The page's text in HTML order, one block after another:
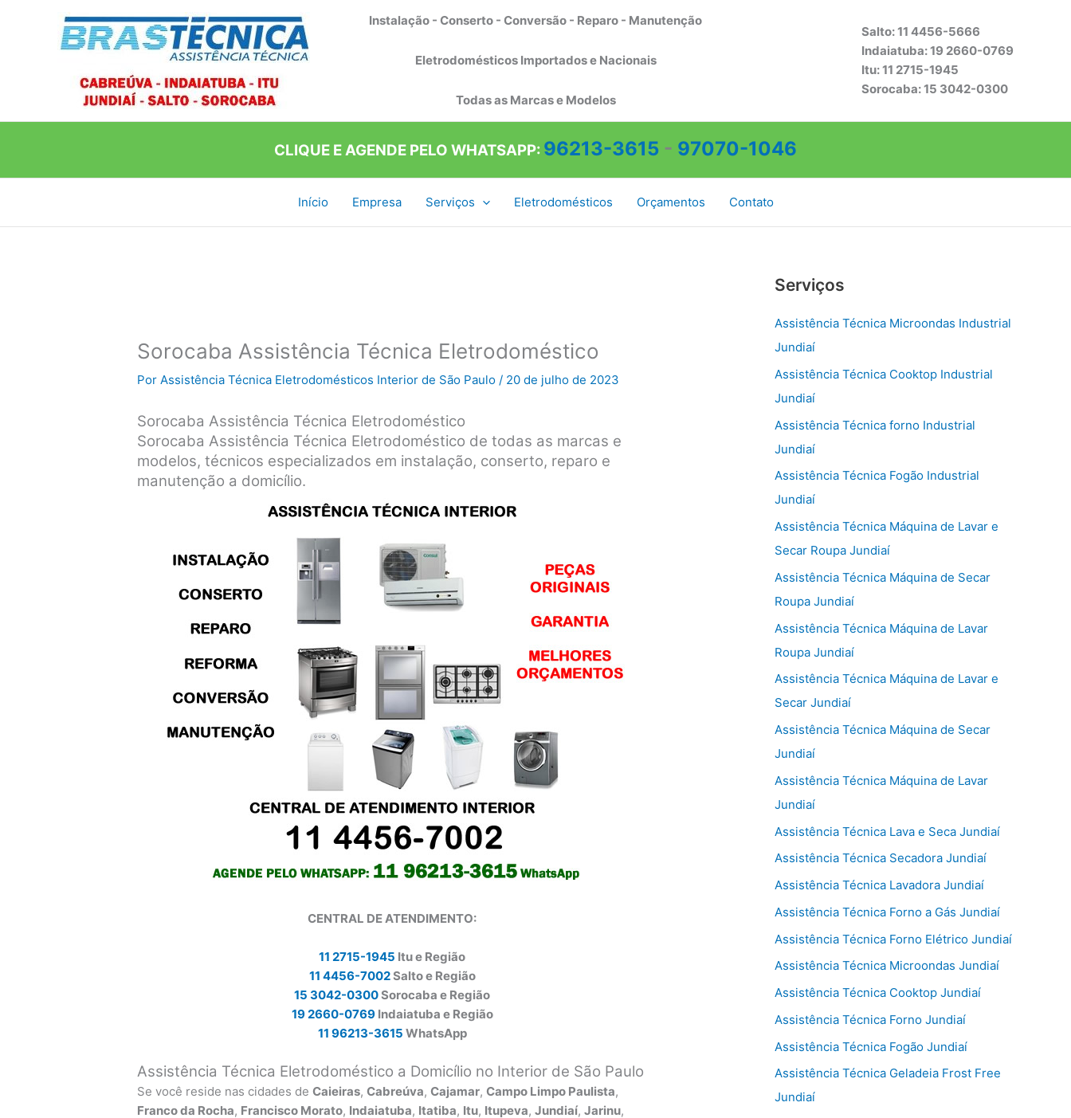
Instalação - Conserto - Conversão - Reparo - Manutenção
Eletrodomésticos Importados e Nacionais
Todas as Marcas e Modelos
Salto: 11 4456-5666
Indaiatuba: 19 2660-0769
Itu: 11 2715-1945
Sorocaba: 15 3042-0300
CLIQUE E AGENDE PELO WHATSAPP: 96213-3615 - 97070-1046
Início Empresa Serviços Eletrodomésticos Orçamentos Contato
Sorocaba Assistência Técnica Eletrodoméstico
PorAssistência Técnica Eletrodomésticos Interior de São Paulo/ 20 de julho de 2023
Sorocaba Assistência Técnica Eletrodoméstico
Sorocaba Assistência Técnica Eletrodoméstico de todas as marcas e
modelos, técnicos especializados em instalação, conserto, reparo e
manutenção a domicílio.
CENTRAL DE ATENDIMENTO:
11 2715-1945 Itu e Região
11 4456-7002Salto e Região
15 3042-0300Sorocaba e Região
19 2660-0769Indaiatuba e Região
11 96213-3615 WhatsApp
Assistência Técnica Eletrodoméstico a Domicílio no Interior de São Paulo
Se você reside nas cidades deCaieiras,Cabreúva,Cajamar,Campo Limpo Paulista,
Franco da Rocha, Francisco Morato, Indaiatuba, Itatiba, Itu, Itupeva,Jundiaí,Jarinu,
Serviços
Assistência Técnica Microondas Industrial
Jundiaí
Assistência Técnica Cooktop Industrial
Jundiaí
Assistência Técnica forno Industrial
Jundiaí
Assistência Técnica Fogão Industrial
Jundiaí
Assistência Técnica Máquina de Lavar e
Secar Roupa Jundiaí
Assistência Técnica Máquina de Secar
Roupa Jundiaí
Assistência Técnica Máquina de Lavar
Roupa Jundiaí
Assistência Técnica Máquina de Lavar e
Secar Jundiaí
Assistência Técnica Máquina de Secar
Jundiaí
Assistência Técnica Máquina de Lavar
Jundiaí
Assistência Técnica Lava e Seca Jundiaí
Assistência Técnica Secadora Jundiaí
Assistência Técnica Lavadora Jundiaí
Assistência Técnica Forno a Gás Jundiaí
Assistência Técnica Forno Elétrico Jundiaí
Assistência Técnica Microondas Jundiaí
Assistência Técnica Cooktop Jundiaí
Assistência Técnica Forno Jundiaí
Assistência Técnica Fogão Jundiaí
Assistência Técnica Geladeia Frost Free
Jundiaí